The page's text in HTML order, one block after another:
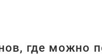
где можно